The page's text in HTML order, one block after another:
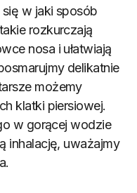
w jaki sposób
rozkurczają
nosa i ułatwiają
delikatnie
możemy
klatki piersiowej.
w gorącej wodzie
inhalację, uważajmy